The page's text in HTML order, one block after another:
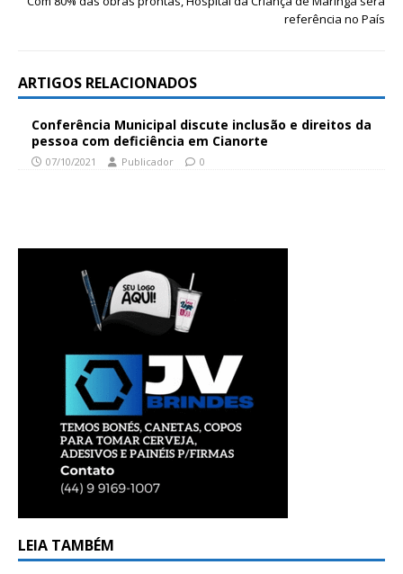
referência no País
ARTIGOS RELACIONADOS
Conferência Municipal discute inclusão e direitos da
pessoa com deficiência em Cianorte
07/10/2021 Publicador 0
LEIA TAMBÉM